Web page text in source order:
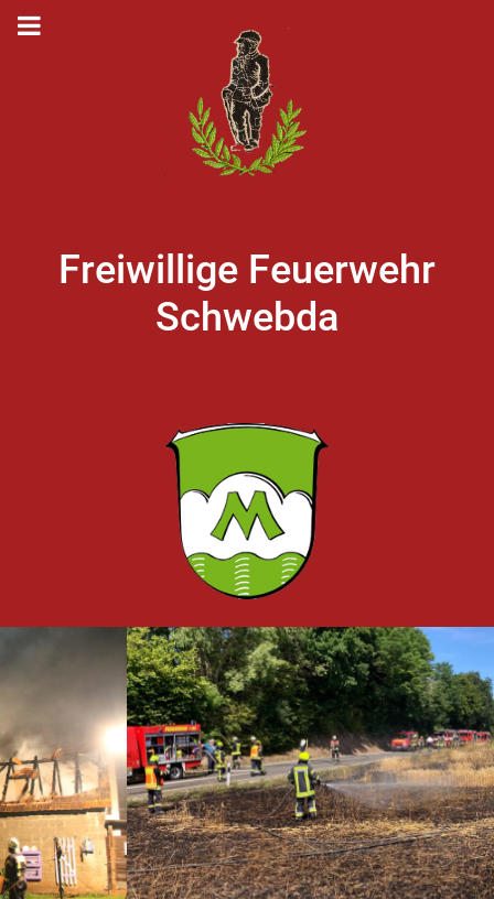
Freiwillige Feuerwehr
Schwebda